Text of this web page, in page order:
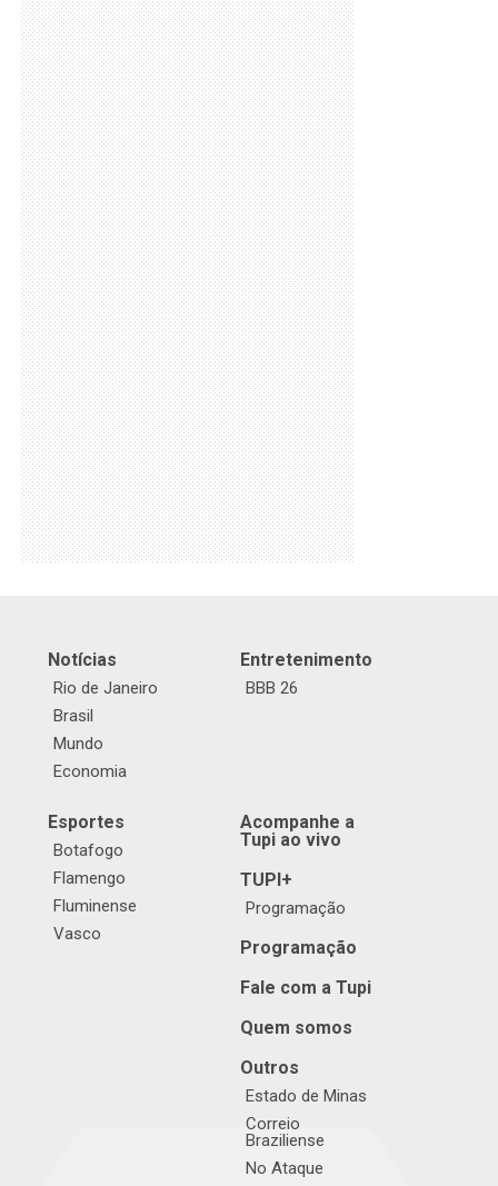
Notícias
Rio de Janeiro
Brasil
Mundo
Economia
Entretenimento
BBB 26
Esportes
Botafogo
Flamengo
Fluminense
Vasco
Acompanhe a
Tupi ao vivo
TUPI+
Programação
Programação
Fale com a Tupi
Quem somos
Outros
Estado de Minas
Correio
Braziliense
No Ataque